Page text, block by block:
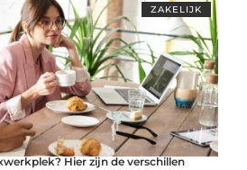
ZAKELIJK
Hier zijn de verschillen